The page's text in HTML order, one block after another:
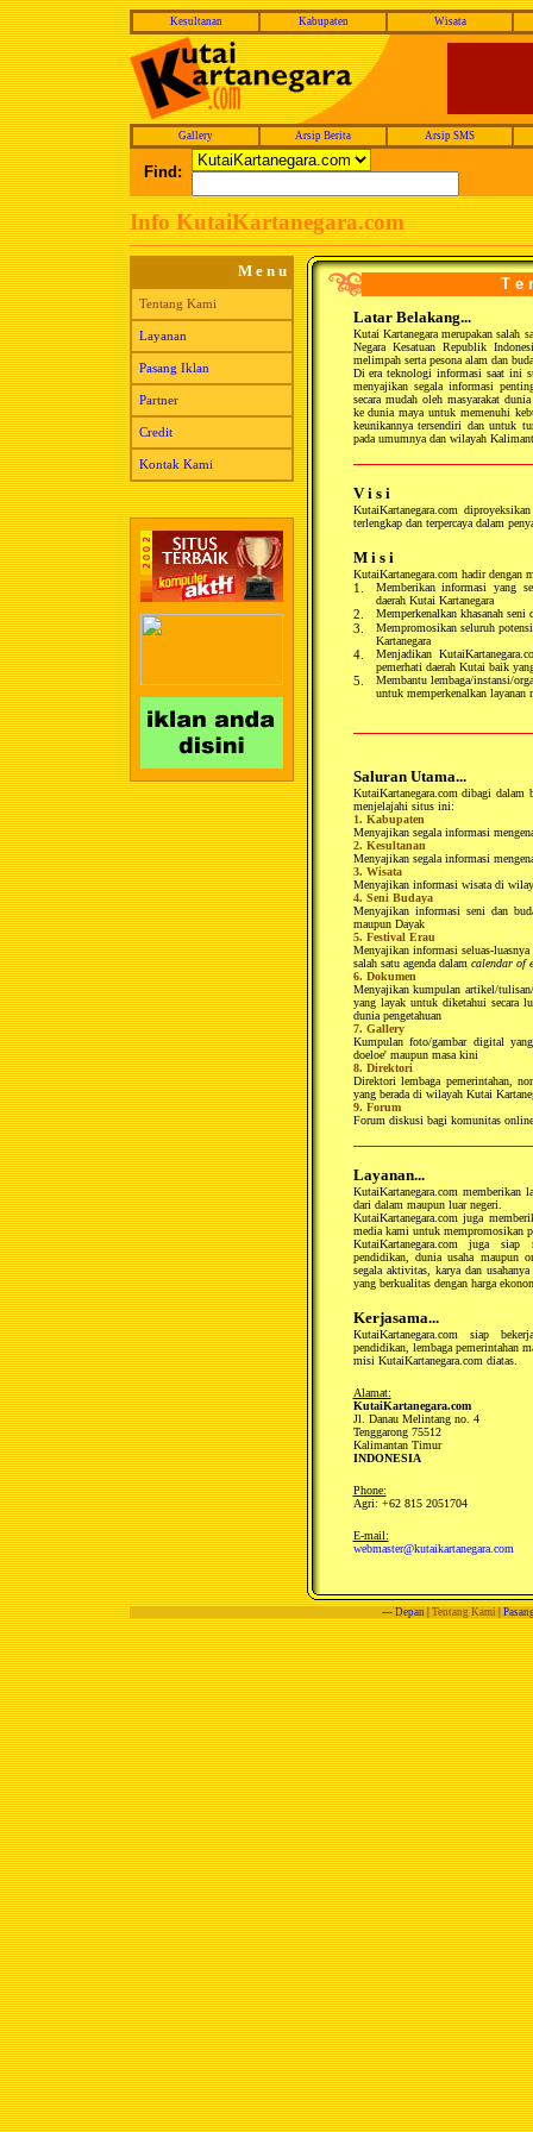
Kesultanan Kabupaten Wisata
Gallery Arsip Berita Arsip SMS
Find:
Info KutaiKartanegara.com
M e n u
Tentang Kami
Layanan
Pasang Iklan
Partner
Credit
Kontak Kami
T e
Latar Belakang...
Kutai Kartanegara merupakan salah
Negara Kesatuan Republik
melimpah serta pesona alam dan
Di era teknologi informasi saat ini
menyajikan segala informasi
secara mudah oleh masyarakat
ke dunia maya untuk memenuhi
keunikannya tersendiri dan untuk
pada umumnya dan wilayah
V i s i
KutaiKartanegara.com
terlengkap dan terpercaya dalam
M i s i
KutaiKartanegara.com hadir dengan
1.
Memberikan informasi yang
daerah Kutai Kartanegara
2. Memperkenalkan khasanah seni
3.
Mempromosikan seluruh
Kartanegara
4.
Menjadikan
pemerhati daerah Kutai baik
5.
Membantu lembaga/instansi/
untuk memperkenalkan
Saluran Utama...
KutaiKartanegara.com dibagi dalam
menjelajahi situs ini:
1. Kabupaten
Menyajikan segala informasi
2. Kesultanan
Menyajikan segala informasi
3. Wisata
Menyajikan informasi wisata di
4. Seni Budaya
Menyajikan informasi seni dan
maupun Dayak
5. Festival Erau
Menyajikan informasi seluas-
salah satu agenda dalam calendar of
6. Dokumen
Menyajikan kumpulan artikel/
yang layak untuk diketahui secara
dunia pengetahuan
7. Gallery
Kumpulan foto/gambar digital
doeloe' maupun masa kini
8. Direktori
Direktori lembaga pemerintahan,
yang berada di wilayah Kutai
9. Forum
Forum diskusi bagi komunitas
Layanan...
KutaiKartanegara.com memberikan
dari dalam maupun luar negeri.
KutaiKartanegara.com juga
media kami untuk mempromosikan
KutaiKartanegara.com juga siap
pendidikan, dunia usaha maupun
segala aktivitas, karya dan
yang berkualitas dengan harga
Kerjasama...
KutaiKartanegara.com siap
pendidikan, lembaga pemerintahan
misi KutaiKartanegara.com diatas.
Alamat:
KutaiKartanegara.com
Jl. Danau Melintang no. 4
Tenggarong 75512
Kalimantan Timur
INDONESIA
Phone:
Agri: +62 815 2051704
E-mail:
webmaster@kutaikartanegara.com
--- Depan Tentang Kami